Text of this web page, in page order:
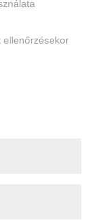
ellenőrzésekor